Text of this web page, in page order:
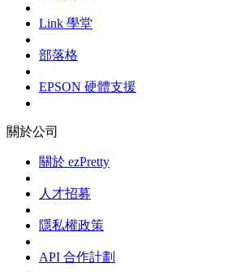
Link 學堂
部落格
EPSON 硬體支援
關於公司
關於 ezPretty
人才招募
隱私權政策
API 合作計劃